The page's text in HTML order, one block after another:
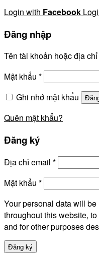
Login with Facebook
Đăng nhập
Tên tài khoản hoặc địa
Mật khẩu *
Ghi nhớ mật khẩu
Quên mật khẩu?
Đăng ký
Địa chỉ email *
Mật khẩu *
Your personal data will
throughout this website,
and for other purposes
Đăng ký